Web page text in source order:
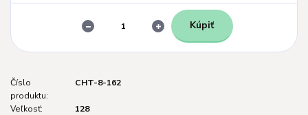
Kúpiť
Číslo
produktu:
CHT-8-162
Veľkosť:
128